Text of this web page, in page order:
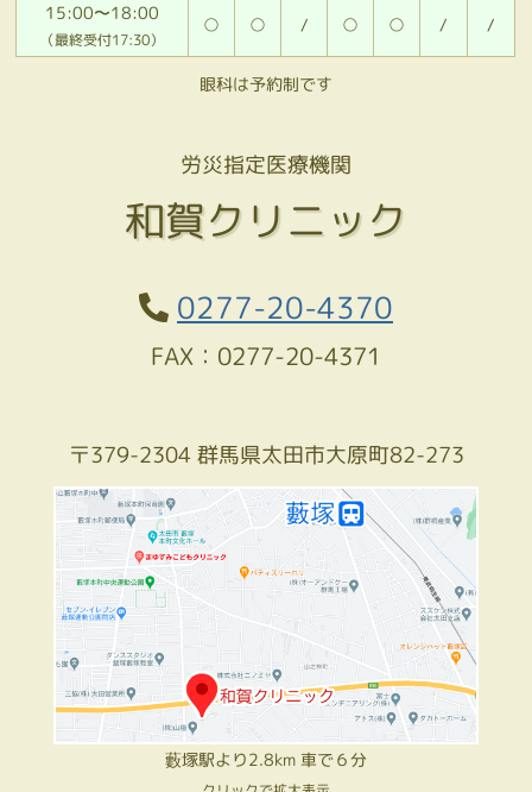
15:00〜18:00
（最終受付17:30）
○ ○ / ○ ○ / /
眼科は予約制です
労災指定医療機関
和賀クリニック
0277-20-4370
FAX：0277-20-4371
〒379-2304 群馬県太田市大原町82-273
藪塚駅より2.8km 車で６分